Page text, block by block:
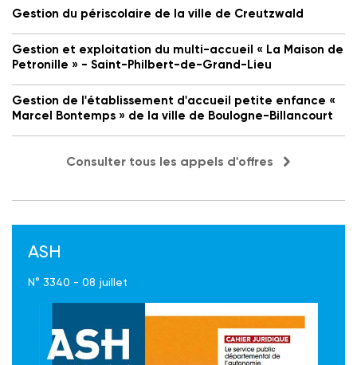
Gestion du périscolaire de la ville de Creutzwald
Gestion et exploitation du multi-accueil « La Maison de
Petronille » - Saint-Philbert-de-Grand-Lieu
Gestion de l'établissement d'accueil petite enfance «
Marcel Bontemps » de la ville de Boulogne-Billancourt
Consulter tous les appels d'offres
ASH
N° 3340 - 08 juillet